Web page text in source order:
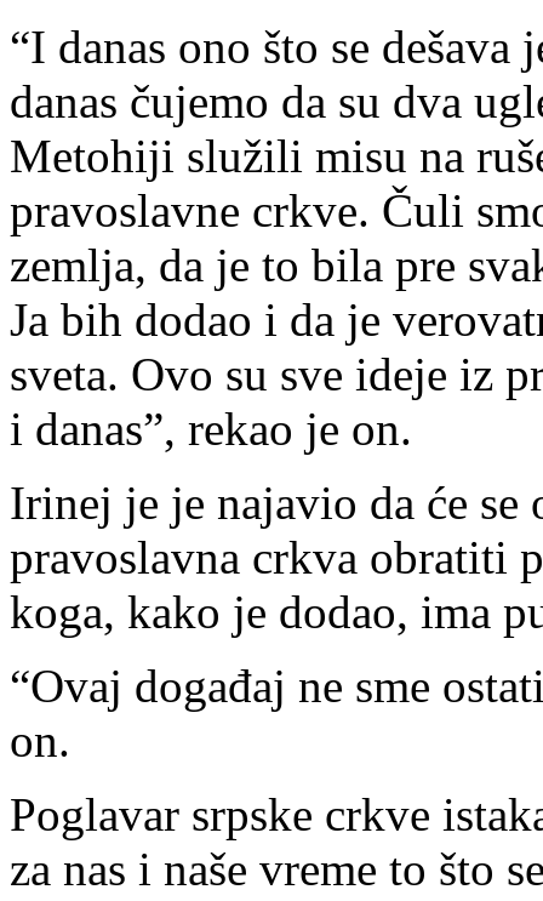
“I danas ono što se
danas čujemo da su dva
Metohiji služili misu na
pravoslavne crkve. Čuli
zemlja, da je to bila pre
Ja bih dodao i da je
sveta. Ovo su sve ideje iz
i danas”, rekao je on.
Irinej je je najavio da će se
pravoslavna crkva obratiti
koga, kako je dodao, ima
“Ovaj događaj ne sme
on.
Poglavar srpske crkve
za nas i naše vreme to što